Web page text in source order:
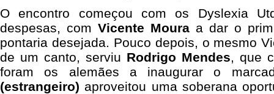
O encontro começou com os Dyslexia
despesas, com Vicente Moura a dar o
pontaria desejada. Pouco depois, o mesmo
de um canto, serviu Rodrigo Mendes, que
foram os alemães a inaugurar o
(estrangeiro) aproveitou uma soberana